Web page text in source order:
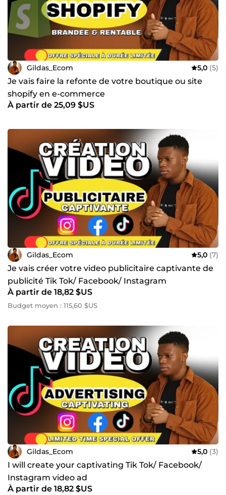
Gildas_Ecom 5,0 (5)
Je vais faire la refonte de votre boutique ou site
shopify en e-commerce
À partir de 25,09 $US
Gildas_Ecom 5,0 (7)
Je vais créer votre video publicitaire captivante de
publicité Tik Tok/ Facebook/ Instagram
À partir de 18,82 $US
Budget moyen : 115,60 $US
Gildas_Ecom 5,0 (3)
I will create your captivating Tik Tok/ Facebook/
Instagram video ad
À partir de 18,82 $US